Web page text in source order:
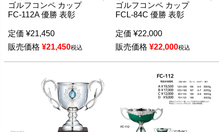
ゴルフコンペ カップ
FC-112A 優勝 表彰
定価 ¥21,450
販売価格 ¥21,450税込
ゴルフコンペ カップ
FCL-84C 優勝 表彰
定価 ¥22,000
販売価格 ¥22,000税込